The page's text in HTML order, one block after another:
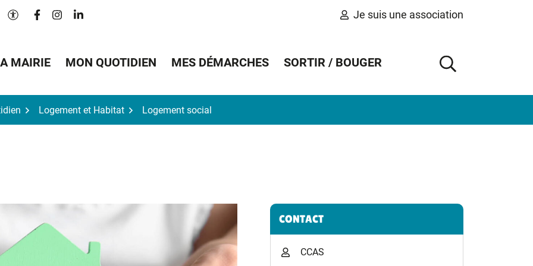
Paramètres d'accessibilité
Lien vers le compte Facebook
Lien vers le compte Instagram
Lien vers le compte Linkedin Je suis une association
MAIRIE MON QUOTIDIEN MES DÉMARCHES SORTIR / BOUGER
AFFICHER
Logement et Habitat Logement social
Informations complémentaires
CONTACT
CCAS